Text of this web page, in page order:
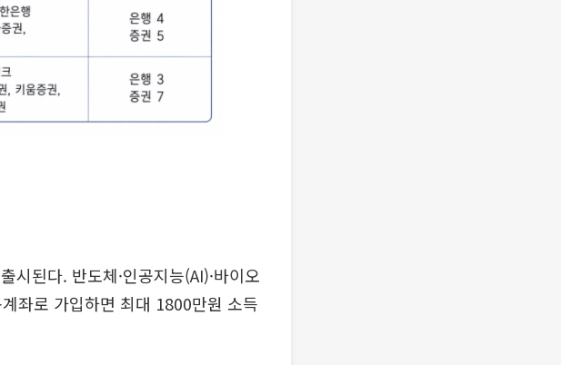
된다. 반도체·인공지능(AI)·바이오
좌로 가입하면 최대 1800만원 소득